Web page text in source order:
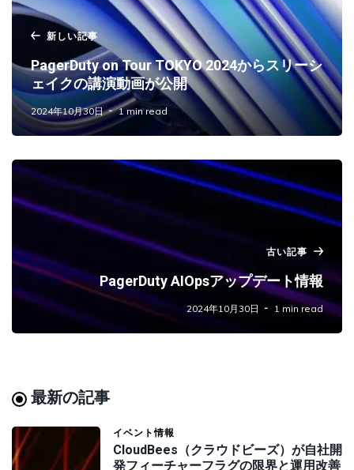
新しい記事
PagerDuty on Tour TOKYO 2024からスリーシ
ェイクの講演動画が公開
2024年10月30日 1 min read
古い記事
PagerDuty AIOpsアップデート情報
2024年10月30日 1 min read
最新の記事
イベント情報
CloudBees（クラウドビーズ）が自社開
発フィーチャーフラグの限界と運用改善